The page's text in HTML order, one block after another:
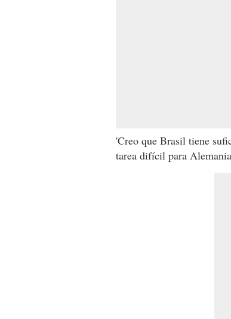
'Creo que Brasil tiene
tarea difícil para